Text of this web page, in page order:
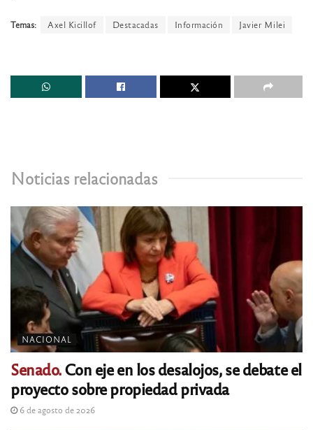
Temas: Axel Kicillof Destacadas Información Javier Milei
Noticias relacionadas
NACIONAL
Senado.Con eje en los desalojos, se debate el
proyecto sobre propiedad privada
6 de agosto de 2026